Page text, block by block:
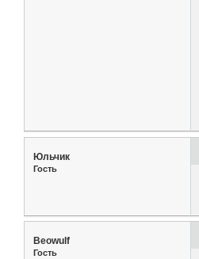
Юльчик
Гость
Beowulf
Гость